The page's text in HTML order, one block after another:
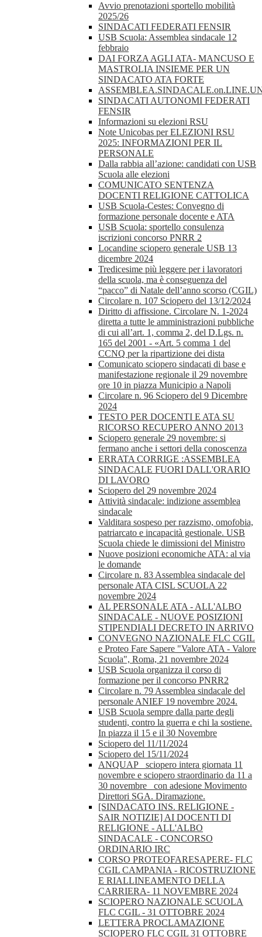
Avvio prenotazioni sportello mobilità
2025/26
SINDACATI FEDERATI FENSIR
USB Scuola: Assemblea sindacale 12
febbraio
DAI FORZA AGLI ATA- MANCUSO E
MASTROLIA INSIEME PER UN
SINDACATO ATA FORTE
SINDACATI AUTONOMI FEDERATI
FENSIR
Informazioni su elezioni RSU
Note Unicobas per ELEZIONI RSU
2025: INFORMAZIONI PER IL
PERSONALE
Dalla rabbia all’azione: candidati con USB
Scuola alle elezioni
COMUNICATO SENTENZA
DOCENTI RELIGIONE CATTOLICA
USB Scuola-Cestes: Convegno di
formazione personale docente e ATA
USB Scuola: sportello consulenza
iscrizioni concorso PNRR 2
Locandine sciopero generale USB 13
dicembre 2024
Tredicesime più leggere per i lavoratori
della scuola, ma è conseguenza del
“pacco” di Natale dell’anno scorso (CGIL)
Circolare n. 107 Sciopero del 13/12/2024
Diritto di affissione. Circolare N. 1-2024
diretta a tutte le amministrazioni pubbliche
di cui all’art. 1, comma 2, del D.Lgs. n.
165 del 2001 - «Art. 5 comma 1 del
CCNQ per la ripartizione dei dista
Comunicato sciopero sindacati di base e
manifestazione regionale il 29 novembre
ore 10 in piazza Municipio a Napoli
Circolare n. 96 Sciopero del 9 Dicembre
2024
TESTO PER DOCENTI E ATA SU
RICORSO RECUPERO ANNO 2013
Sciopero generale 29 novembre: si
fermano anche i settori della conoscenza
ERRATA CORRIGE :ASSEMBLEA
SINDACALE FUORI DALL'ORARIO
DI LAVORO
Sciopero del 29 novembre 2024
Attività sindacale: indizione assemblea
sindacale
Valditara sospeso per razzismo, omofobia,
patriarcato e incapacità gestionale. USB
Scuola chiede le dimissioni del Ministro
Nuove posizioni economiche ATA: al via
le domande
Circolare n. 83 Assemblea sindacale del
personale ATA CISL SCUOLA 22
novembre 2024
AL PERSONALE ATA - ALL'ALBO
SINDACALE - NUOVE POSIZIONI
STIPENDIALI DECRETO IN ARRIVO
CONVEGNO NAZIONALE FLC CGIL
e Proteo Fare Sapere "Valore ATA - Valore
Scuola", Roma, 21 novembre 2024
USB Scuola organizza il corso di
formazione per il concorso PNRR2
Circolare n. 79 Assemblea sindacale del
personale ANIEF 19 novembre 2024.
USB Scuola sempre dalla parte degli
studenti, contro la guerra e chi la sostiene.
In piazza il 15 e il 30 Novembre
Sciopero del 11/11/2024
Sciopero del 15/11/2024
ANQUAP_ sciopero intera giornata 11
novembre e sciopero straordinario da 11 a
30 novembre_ con adesione Movimento
Direttori SGA. Diramazione.
[SINDACATO INS. RELIGIONE -
SAIR NOTIZIE] AI DOCENTI DI
RELIGIONE - ALL'ALBO
SINDACALE - CONCORSO
ORDINARIO IRC
CORSO PROTEOFARESAPERE- FLC
CGIL CAMPANIA - RICOSTRUZIONE
E RIALLINEAMENTO DELLA
CARRIERA- 11 NOVEMBRE 2024
SCIOPERO NAZIONALE SCUOLA
FLC CGIL - 31 OTTOBRE 2024
LETTERA PROCLAMAZIONE
SCIOPERO FLC CGIL 31 OTTOBRE